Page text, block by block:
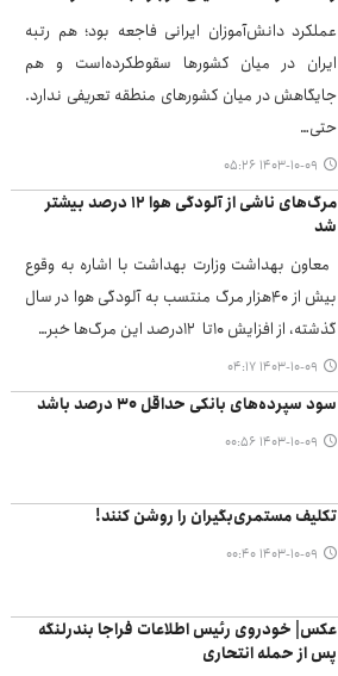
عملکرد دانش‌آموزان ایرانی فاجعه بود؛ هم رتبه
ایران در میان کشورها سقوطکرده‌است و هم
جایگاهش در میان کشورهای منطقه تعریفی ندارد.
حتی…
۱۴۰۳-۱۰-۰۹ ۰۵:۲۶
مرگ‌های ناشی از آلودگی هوا ۱۲ درصد بیشتر
شد
معاون بهداشت وزارت بهداشت با اشاره به وقوع
بیش از ۴۰هزار مرگ منتسب به آلودگی هوا در سال
گذشته، از افزایش ۱۰تا ۱۲درصد این مرگ‌ها خبر…
۱۴۰۳-۱۰-۰۹ ۰۴:۱۷
سود سپرده‌های بانکی حداقل ۳۰ درصد باشد
۱۴۰۳-۱۰-۰۹ ۰۰:۵۶
تکلیف مستمری‌بگیران را روشن کنند!
۱۴۰۳-۱۰-۰۹ ۰۰:۴۰
عکس| خودروی رئیس اطلاعات فراجا بندرلنگه
پس از حمله انتحاری